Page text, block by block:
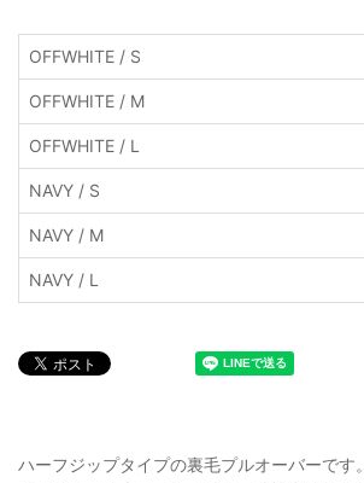
OFFWHITE / S
OFFWHITE / M
OFFWHITE / L
NAVY / S
NAVY / M
NAVY / L
ハーフジップタイプの裏毛プルオーバーです。